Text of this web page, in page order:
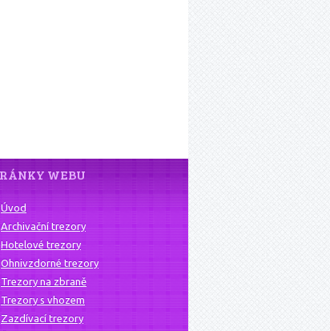
WEBU
Úvod
Archivační trezory
Hotelové trezory
Ohnivzdorné trezory
Trezory na zbraně
Trezory s vhozem
Zazdívací trezory